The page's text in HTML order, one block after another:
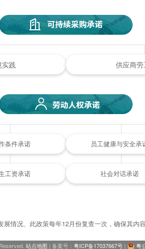
践 供应商
条件承诺 员工健康与安全承
工资承诺 社会对话承诺
情况、此政策每年12月份复查一次，确保其内
站点地图 | 备案号： 粤ICP备17037667号 | 粤